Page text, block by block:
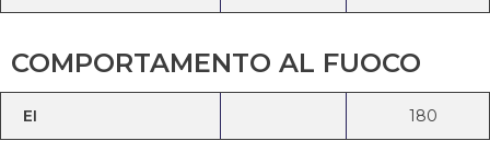
COMPORTAMENTO AL FUOCO
EI 180